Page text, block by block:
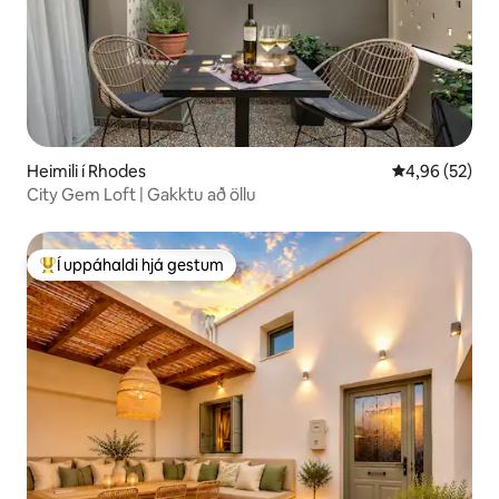
Heimili í Rhodes 4,96 af 5 í
4,96 (52)
City Gem Loft | Gakktu að öllu
Í mestu uppáhaldi hjá gestum
Í uppáhaldi hjá gestum